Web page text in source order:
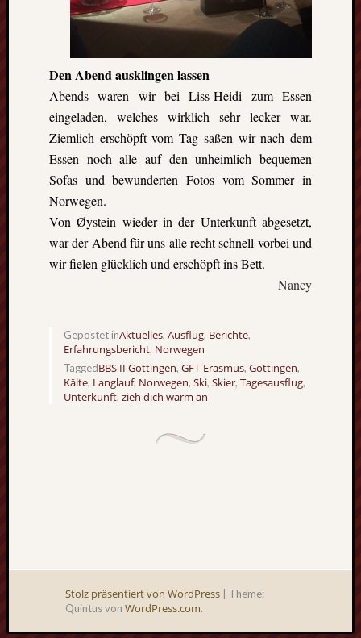
Den Abend ausklingen lassen
Abends waren wir bei Liss-Heidi zum Essen
eingeladen, welches wirklich sehr lecker war.
Ziemlich erschöpft vom Tag saßen wir nach dem
Essen noch alle auf den unheimlich bequemen
Sofas und bewunderten Fotos vom Sommer in
Norwegen.
Von Øystein wieder in der Unterkunft abgesetzt,
war der Abend für uns alle recht schnell vorbei und
wir fielen glücklich und erschöpft ins Bett.
Nancy
Gepostet inAktuelles, Ausflug, Berichte,
Erfahrungsbericht, Norwegen
TaggedBBS II Göttingen, GFT-Erasmus, Göttingen,
Kälte, Langlauf, Norwegen, Ski, Skier, Tagesausflug,
Unterkunft, zieh dich warm an
Stolz präsentiert von WordPress
Theme:
Quintus von WordPress.com.